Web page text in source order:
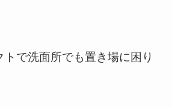
トで洗面所でも置き場に困り